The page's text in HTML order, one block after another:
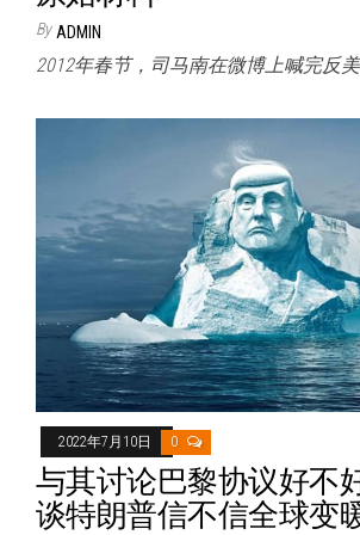
By ADMIN
2012年春节，司马南在微博上喊完反
2022年7月10日 0
与其讨论巴黎协议好不
谈特朗普信不信全球变